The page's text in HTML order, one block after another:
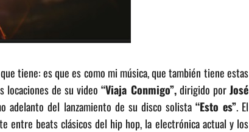
tiene: es que es como mi música, que también tiene estas
locaciones de su video“Viaja Conmigo”,dirigido porJosé
adelanto del lanzamiento de su disco solista “Esto es”. El
entre beats clásicos del hip hop, la electrónica actual y los